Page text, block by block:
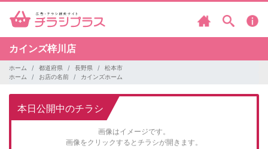
カインズ梓川店
ホーム 都道府県 長野県
松本市
ホーム
お店の名前 カインズホーム
本日公開中のチラシ
画像はイメージです。
画像をクリックするとチラシが開きます。